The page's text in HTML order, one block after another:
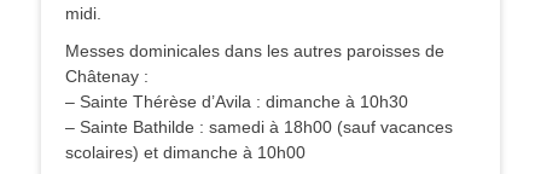
midi.
Messes dominicales dans les autres paroisses de
Châtenay :
– Sainte Thérèse d’Avila : dimanche à 10h30
– Sainte Bathilde : samedi à 18h00 (sauf vacances
scolaires) et dimanche à 10h00